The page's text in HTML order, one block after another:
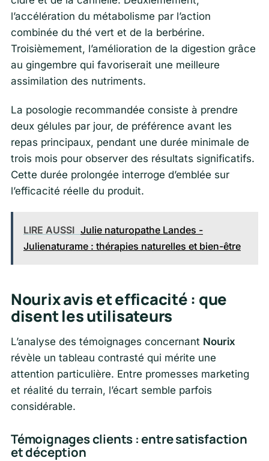
l’accélération du métabolisme par l’action
combinée du thé vert et de la berbérine.
Troisièmement, l’amélioration de la digestion grâce
au gingembre qui favoriserait une meilleure
assimilation des nutriments.
La posologie recommandée consiste à prendre
deux gélules par jour, de préférence avant les
repas principaux, pendant une durée minimale de
trois mois pour observer des résultats significatifs.
Cette durée prolongée interroge d’emblée sur
l’efficacité réelle du produit.
LIRE AUSSI Julie naturopathe Landes -
Julienaturame : thérapies naturelles et bien-être
Nourix avis et efficacité : que
disent les utilisateurs
L’analyse des témoignages concernant Nourix
révèle un tableau contrasté qui mérite une
attention particulière. Entre promesses marketing
et réalité du terrain, l’écart semble parfois
considérable.
Témoignages clients : entre satisfaction
et déception